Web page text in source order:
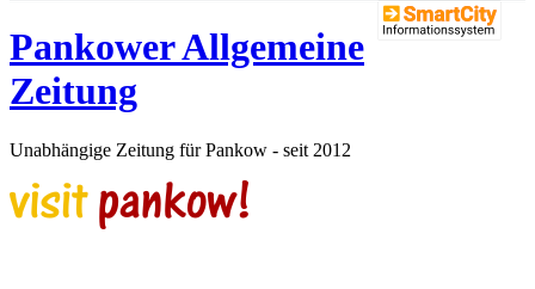
Pankower Allgemeine
Zeitung
Unabhängige Zeitung für Pankow - seit 2012